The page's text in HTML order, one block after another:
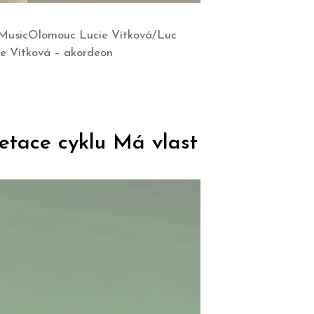
Lucie Vítková/Luc
Vítková – akordeon
cyklu Má vlast